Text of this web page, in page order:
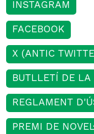
INSTAGRAM
FACEBOOK
X (ANTIC
BUTLLETÍ DE LA
REGLAMENT
PREMI DE